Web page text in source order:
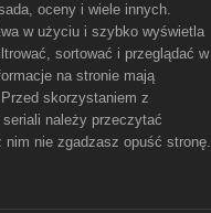
oceny i wiele innych.
w użyciu i szybko wyświetla
sortować i przeglądać w
na stronie mają
skorzystaniem z
należy przeczytać
nim nie zgadzasz opuść stronę.